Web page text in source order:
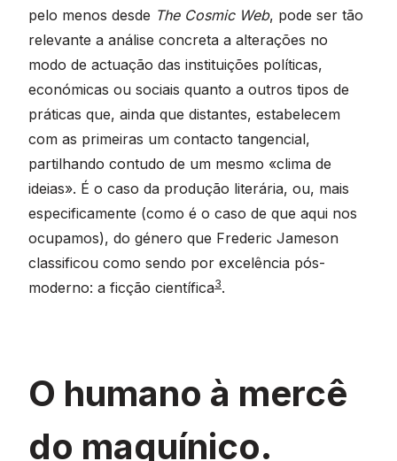
pelo menos desde The Cosmic Web, pode ser tão
relevante a análise concreta a alterações no
modo de actuação das instituições políticas,
económicas ou sociais quanto a outros tipos de
práticas que, ainda que distantes, estabelecem
com as primeiras um contacto tangencial,
partilhando contudo de um mesmo «clima de
ideias». É o caso da produção literária, ou, mais
especificamente (como é o caso de que aqui nos
ocupamos), do género que Frederic Jameson
classificou como sendo por excelência pós-
moderno: a ficção científica3.
O humano à mercê
do maquínico.